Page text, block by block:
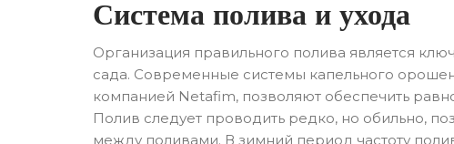
Система полива и ухода
Организация правильного полива является
сада. Современные системы капельного
компанией Netafim, позволяют обеспечить
Полив следует проводить редко, но обильно,
между поливами. В зимний период частоту